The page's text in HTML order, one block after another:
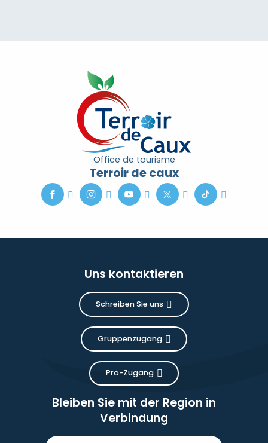
Office de tourisme
Terroir de caux
Uns kontaktieren
Schreiben Sie uns
Gruppenzugang
Pro-Zugang
Bleiben Sie mit der Region in
Verbindung